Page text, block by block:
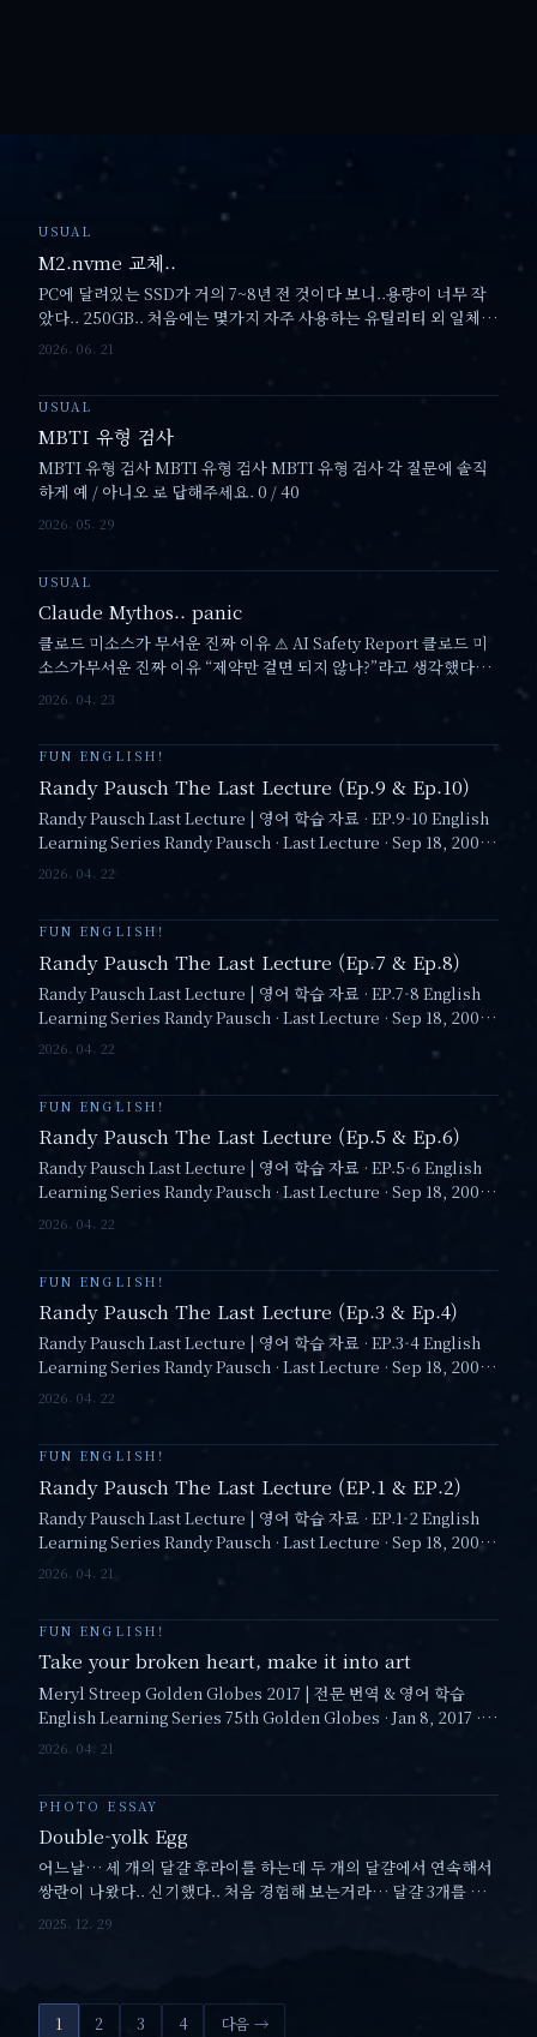
USUAL
M2.nvme 교체..
PC에 달려있는 SSD가 거의 7~8년 전 것이다 보니..용량이 너무 작
았다.. 250GB.. 처음에는 몇가지 자주 사용하는 유틸리티 외 일체
인스톨을 안하고 사용하다 보니 빠른 부팅용으로 딱이었고 좋았는
2026. 06. 21
USUAL
MBTI 유형 검사
MBTI 유형 검사 MBTI 유형 검사 MBTI 유형 검사 각 질문에 솔직
하게 예 / 아니오 로 답해주세요. 0 / 40
2026. 05. 29
USUAL
Claude Mythos.. panic
클로드 미소스가 무서운 진짜 이유 ⚠ AI Safety Report 클로드 미
소스가무서운 진짜 이유 “제약만 걸면 되지 않나?”라고 생각했다면,
이 글을 끝까지 읽어야 합니다. 2026. 04. 23 · VINAIDA ◆ //…
2026. 04. 23
FUN ENGLISH!
Randy Pausch The Last Lecture (Ep.9 & Ep.10)
Randy Pausch Last Lecture | 영어 학습 자료 · EP.9-10 English
Learning Series Randy Pausch · Last Lecture · Sep 18, 2007 ·
Carnegie Mellon 명연설로 배우는 영어 · Vol.…
2026. 04. 22
FUN ENGLISH!
Randy Pausch The Last Lecture (Ep.7 & Ep.8)
Randy Pausch Last Lecture | 영어 학습 자료 · EP.7-8 English
Learning Series Randy Pausch · Last Lecture · Sep 18, 2007 ·
Carnegie Mellon 명연설로 배우는 영어 · Vol.…
2026. 04. 22
FUN ENGLISH!
Randy Pausch The Last Lecture (Ep.5 & Ep.6)
Randy Pausch Last Lecture | 영어 학습 자료 · EP.5-6 English
Learning Series Randy Pausch · Last Lecture · Sep 18, 2007 ·
Carnegie Mellon 명연설로 배우는 영어 · Vol.…
2026. 04. 22
FUN ENGLISH!
Randy Pausch The Last Lecture (Ep.3 & Ep.4)
Randy Pausch Last Lecture | 영어 학습 자료 · EP.3-4 English
Learning Series Randy Pausch · Last Lecture · Sep 18, 2007 ·
Carnegie Mellon 명연설로 배우는 영어 · Vol.…
2026. 04. 22
FUN ENGLISH!
Randy Pausch The Last Lecture (EP.1 & EP.2)
Randy Pausch Last Lecture | 영어 학습 자료 · EP.1-2 English
Learning Series Randy Pausch · Last Lecture · Sep 18, 2007 ·
Carnegie Mellon 명연설로 배우는 영어 · Vol.…
2026. 04. 21
FUN ENGLISH!
Take your broken heart, make it into art
Meryl Streep Golden Globes 2017 | 전문 번역 & 영어 학습
English Learning Series 75th Golden Globes · Jan 8, 2017 ·
Cecil B. DeMille Award 명연설로 배우는 영어 ·…
2026. 04. 21
PHOTO ESSAY
Double-yolk Egg
어느날… 세 개의 달걀 후라이를 하는데 두 개의 달걀에서 연속해서
쌍란이 나왔다.. 신기했다.. 처음 경험해 보는거라… 달걀 3개를 깨
서 그 중에 2개가 쌍란일 확률을 이항분포 방정식으로 풀어 그 확률
2025. 12. 29
1 2 3 4 다음 →